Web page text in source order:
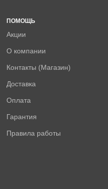
ПОМОЩЬ
Акции
О компании
Контакты (Магазин)
Доставка
Оплата
Гарантия
Правила работы